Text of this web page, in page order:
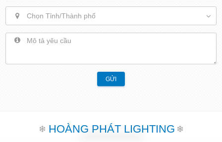
Chọn Tỉnh/Thành phố
GỬI
HOÀNG PHÁT LIGHTING